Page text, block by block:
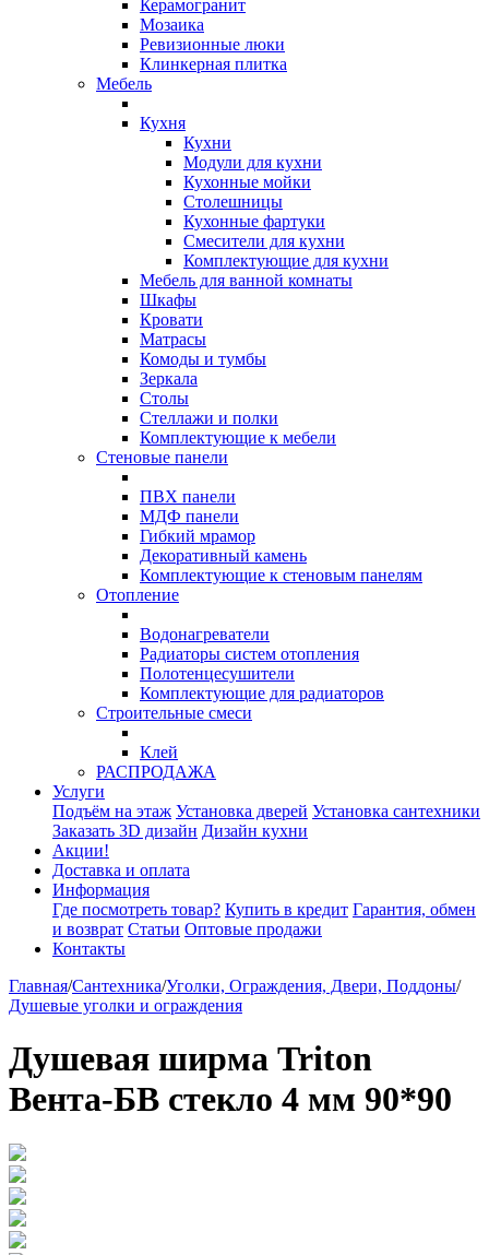
Керамогранит
Мозаика
Ревизионные люки
Клинкерная плитка
Мебель
Кухня
Кухни
Модули для кухни
Кухонные мойки
Столешницы
Кухонные фартуки
Смесители для кухни
Комплектующие для кухни
Мебель для ванной комнаты
Шкафы
Кровати
Матрасы
Комоды и тумбы
Зеркала
Столы
Стеллажи и полки
Комплектующие к мебели
Стеновые панели
ПВХ панели
МДФ панели
Гибкий мрамор
Декоративный камень
Комплектующие к стеновым панелям
Отопление
Водонагреватели
Радиаторы систем отопления
Полотенцесушители
Комплектующие для радиаторов
Строительные смеси
Клей
РАСПРОДАЖА
Услуги
Подъём на этаж Установка дверей Установка сантехники
Заказать 3D дизайн Дизайн кухни
Акции!
Доставка и оплата
Информация
Где посмотреть товар? Купить в кредит Гарантия, обмен
и возврат Статьи Оптовые продажи
Контакты
Главная/Сантехника/Уголки, Ограждения, Двери, Поддоны/
Душевые уголки и ограждения
Душевая ширма Triton
Вента-БВ стекло 4 мм 90*90